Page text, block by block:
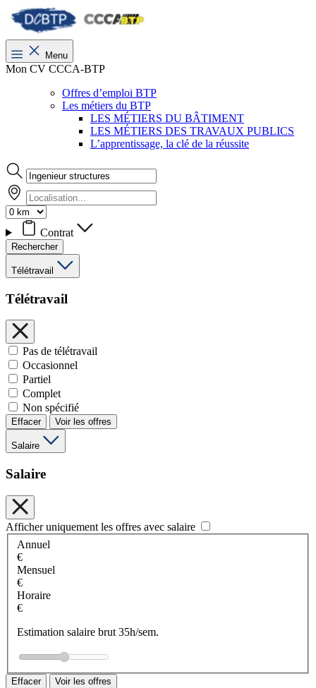
Menu
Mon CV CCCA-BTP
Offres d’emploi BTP
Les métiers du BTP
LES MÉTIERS DU BÂTIMENT
LES MÉTIERS DES TRAVAUX PUBLICS
L’apprentissage, la clé de la réussite
Contrat
Rechercher
Télétravail
Télétravail
Pas de télétravail
Occasionnel
Partiel
Complet
Non spécifié
Effacer Voir les offres
Salaire
Salaire
Afficher uniquement les offres avec salaire
Annuel
€
Mensuel
€
Horaire
€
Estimation salaire brut 35h/sem.
Effacer Voir les offres